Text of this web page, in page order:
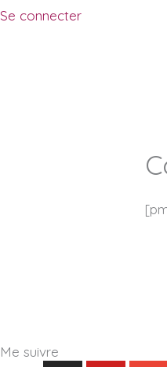
Se connecter
Me suivre